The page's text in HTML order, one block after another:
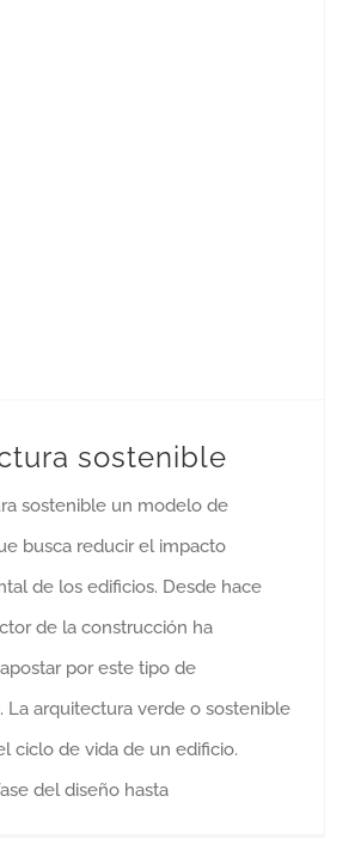
sostenible
sostenible un modelo de
busca reducir el impacto
de los edificios. Desde hace
de la construcción ha
por este tipo de
La arquitectura verde o sostenible
ciclo de vida de un edificio.
del diseño hasta